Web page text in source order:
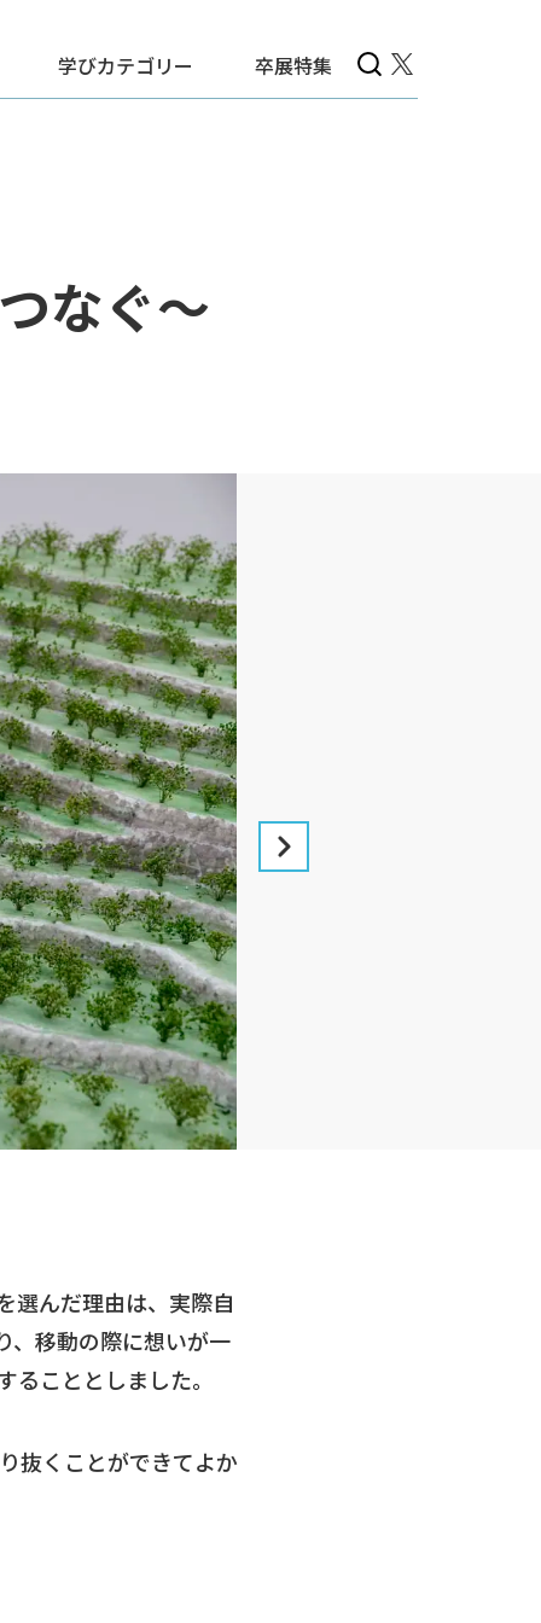
学びカテゴリー 卒展特集
なぐ～
選んだ理由は、実際自
、移動の際に想いが一
こととしました。
抜くことができてよか